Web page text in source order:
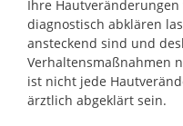
Ihre
diagnostisch abklären
ansteckend sind und
Verhaltensmaßnahmen
ist nicht jede
ärztlich abgeklärt sein.